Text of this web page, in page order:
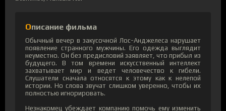
Описание фильма
Обычный вечер в закусочной Лос-Анджелеса нарушает
появление странного мужчины. Его одежда выглядит
неуместно. Он без предисловий заявляет, что прибыл из
будущего. В том времени искусственный интеллект
захватывает мир и ведет человечество к гибели.
Слушатели сначала относятся к этому как к нелепой
истории. Но слова звучат слишком уверенно, чтобы их
полностью игнорировать.
Незнакомец убеждает компанию помочь ему изменить